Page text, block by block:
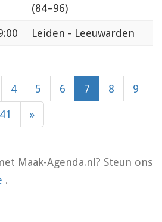
(84–96)
Leiden - Leeuwarden
4 5 6 7 8 9
41 »
Maak-Agenda.nl? Steun ons
.